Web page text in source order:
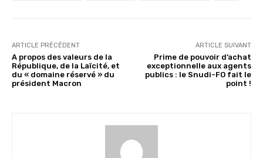
ARTICLE PRÉCÉDENT
A propos des valeurs de la
République, de la Laïcité, et
du « domaine réservé » du
président Macron
ARTICLE SUIVANT
Prime de pouvoir d’achat
exceptionnelle aux agents
publics : le Snudi-FO fait le
point !